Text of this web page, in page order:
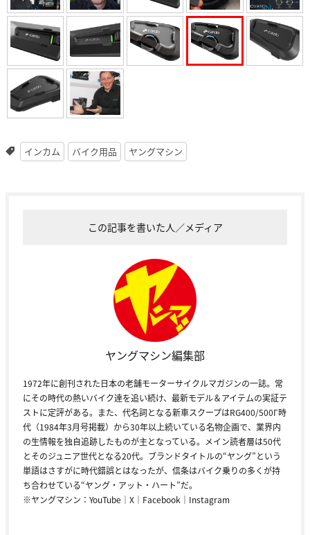
インカム バイク用品 ヤングマシン
この記事を書いた人／メディア
ヤングマシン編集部
1972年に創刊された日本の老舗モーターサイクルマガジンの一誌。常
にその時代の熱いバイク達を追い続け、最新モデル＆アイテムの実証テ
ストに定評がある。また、代名詞となる新車スクープはRG400/500Γ時
代（1984年3月号掲載）から30年以上続いている名物企画で、業界内
の生情報を独自追跡したものが主となっている。メイン読者層は50代
とそのジュニア世代となる20代。ブランドタイトルの“ヤング”という
単語はさすがに時代錯誤とはなったが、信条はバイク乗りの多くが持
ち合わせている“ヤング・アット・ハート”だ。
※ヤングマシン： YouTube ｜ X ｜ Facebook ｜ Instagram